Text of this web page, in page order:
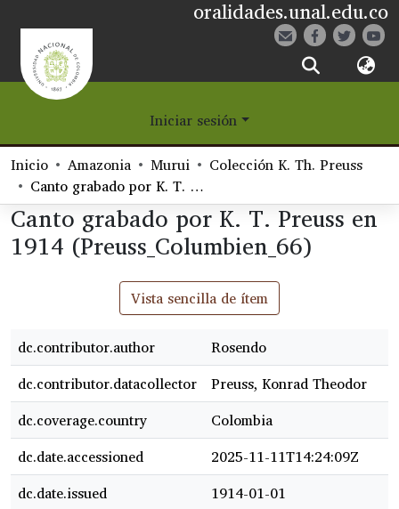
oralidades.unal.edu.co
¿Qué es Eetane?
Comunidades
Navegar
Estadísticas
Iniciar sesión
Inicio
Amazonia Murui
Colección K. Th. Preuss
Canto grabado por K. T. Preuss en 1914 (Preuss_Columbien_66)
Canto grabado por K. T. Preuss en
1914 (Preuss_Columbien_66)
Vista sencilla de ítem
dc.contributor.author
Rosendo
dc.contributor.datacollector
Preuss, Konrad Theodor
dc.coverage.country
Colombia
dc.date.accessioned
2025-11-11T14:24:09Z
dc.date.issued
1914-01-01